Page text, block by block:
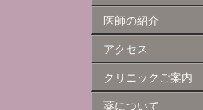
医師の紹介
アクセス
クリニックご案内
薬について